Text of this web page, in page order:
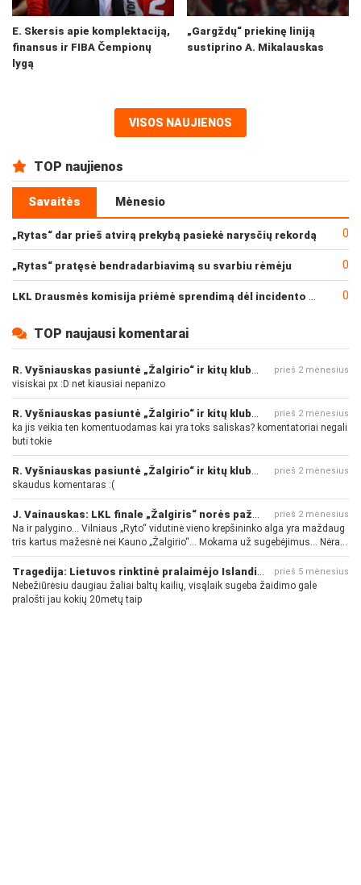
E. Skersis apie komplektaciją,
finansus ir FIBA Čempionų
lygą
„Gargždų“ priekinę liniją
sustiprino A. Mikalauskas
VISOS NAUJIENOS
TOP naujienos
Savaitės Mėnesio
„Rytas“ dar prieš atvirą prekybą pasiekė narysčių rekordą 0
„Rytas“ pratęsė bendradarbiavimą su svarbiu rėmėju 0
LKL Drausmės komisija priėmė sprendimą dėl incidento po „Neptūno“ ir „Juventus“ rungtynių 0
TOP naujausi komentarai
prieš 2 mėnesius
visiskai px :D net kiausiai nepanizo
prieš 2 mėnesius
ka jis veikia ten komentuodamas kai yra toks saliskas? komentatoriai negali
buti tokie
prieš 2 mėnesius
skaudus komentaras :(
prieš 2 mėnesius
Na ir palygino... Vilniaus „Ryto“ vidutinė vieno krepšininko alga yra maždaug
tris kartus mažesnė nei Kauno „Žalgirio“... Mokama už sugebėjimus... Nėra
pinigų - nėra gerų žaidėjų...
prieš 5 mėnesius
Nebežiūrėsiu daugiau žaliai baltų kailių, visąlaik sugeba žaidimo gale
pralošti jau kokių 20metų taip